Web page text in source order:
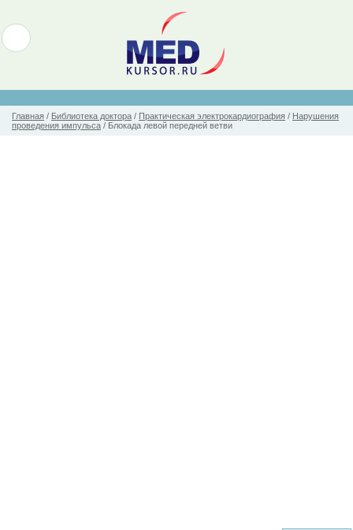
Главная / Библиотека доктора / Практическая электрокардиография / Нарушения
проведения импульса / Блокада левой передней ветви